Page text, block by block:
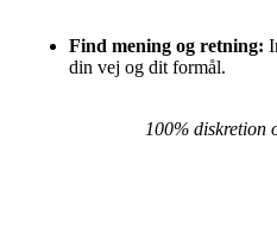
Find mening og retning:
din vej og dit formål.
100% diskretion